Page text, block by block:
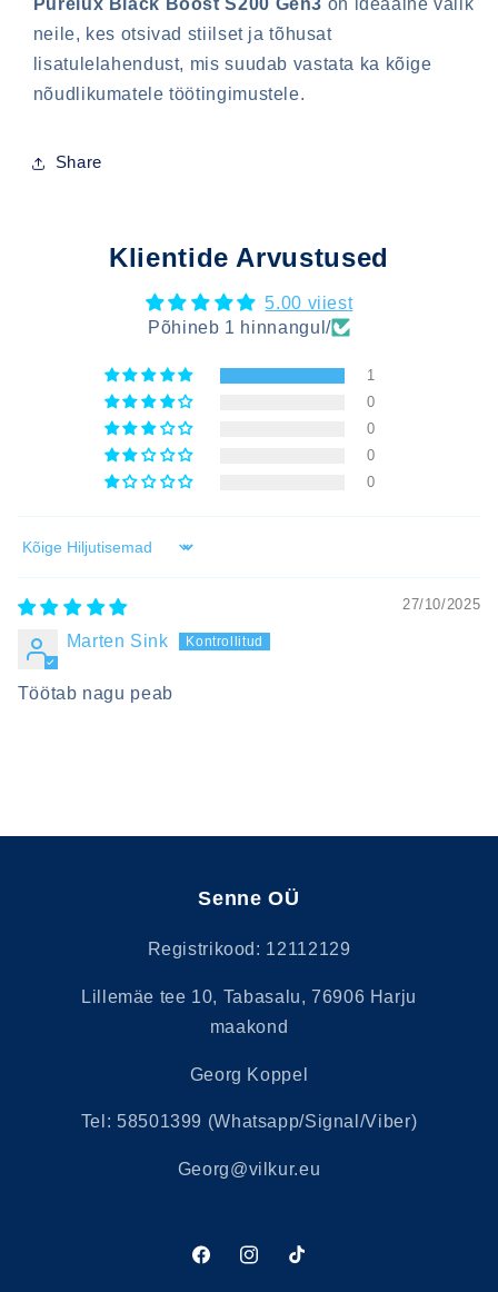
neile, kes otsivad stiilset ja tõhusat
lisatulelahendust, mis suudab vastata ka kõige
nõudlikumatele töötingimustele.
Share
Klientide Arvustused
5.00 viiest
Põhineb 1 hinnangul/
1
0
0
0
0
Sort by
27/10/2025
Marten Sink
Töötab nagu peab
Senne OÜ
Registrikood: 12112129
Lillemäe tee 10, Tabasalu, 76906 Harju
maakond
Georg Koppel
Tel: 58501399 (Whatsapp/Signal/Viber)
Georg@vilkur.eu
FacebookInstagram
Tikk-